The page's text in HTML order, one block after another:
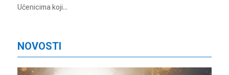
Učenicima koji...
NOVOSTI